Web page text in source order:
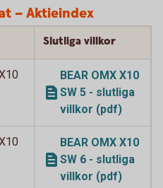
– Aktieindex
Slutliga villkor
BEAR OMX X10
SW 5 - slutliga
villkor (pdf)
BEAR OMX X10
SW 6 - slutliga
villkor (pdf)